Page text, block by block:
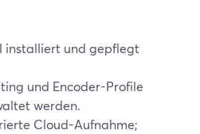
installiert und gepflegt
und Encoder-Profile
werden.
Cloud-Aufnahme;